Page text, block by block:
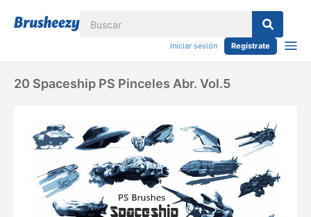
Iniciar sesión Regístrate
20 Spaceship PS Pinceles Abr. Vol.5